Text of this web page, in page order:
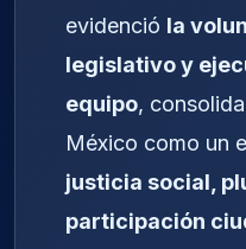
evidenció la
legislativo y
equipo,
México como un
justicia social,
participación